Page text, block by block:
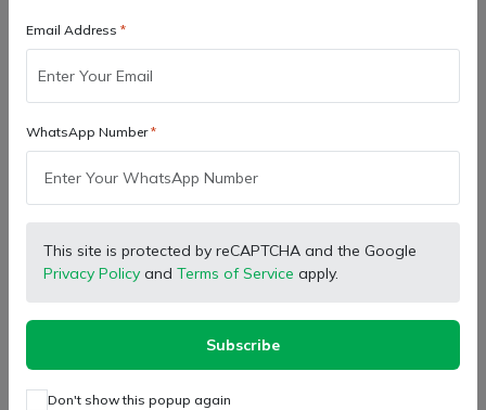
Email Address
WhatsApp Number
This site is protected by reCAPTCHA and the Google
Privacy Policy and Terms of Service apply.
Subscribe
Don't show this popup again
Quantity:
Buy Now
Wishlist Compare Bulk Order
X (Twitter) Pinterest